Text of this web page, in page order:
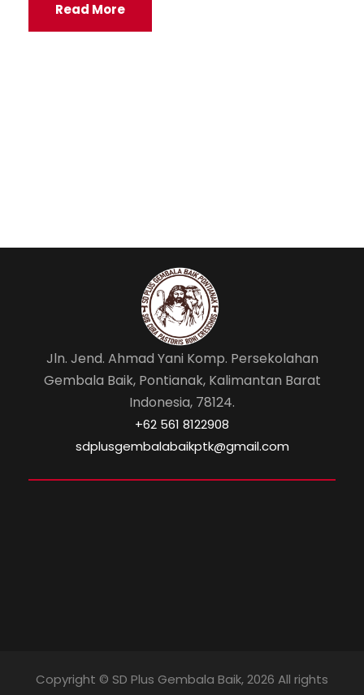
Read More
Jln. Jend. Ahmad Yani Komp. Persekolahan
Gembala Baik, Pontianak, Kalimantan Barat
Indonesia, 78124.
‎+62 561 8122908
sdplusgembalabaikptk@gmail.com
Copyright © SD Plus Gembala Baik, 2026 All rights